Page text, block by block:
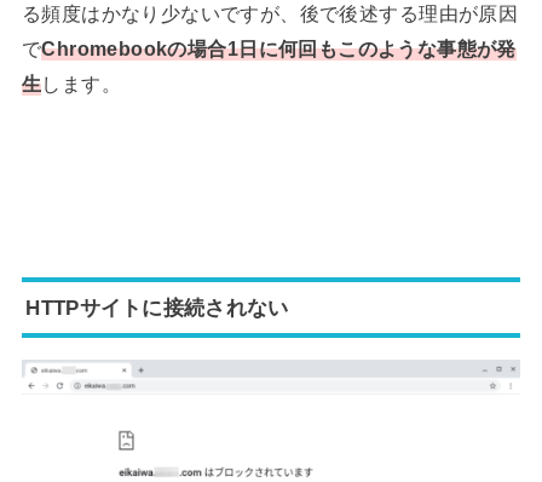
る頻度はかなり少ないですが、後で後述する理由が原因
でChromebookの場合1日に何回もこのような事態が発
生します。
HTTPサイトに接続されない